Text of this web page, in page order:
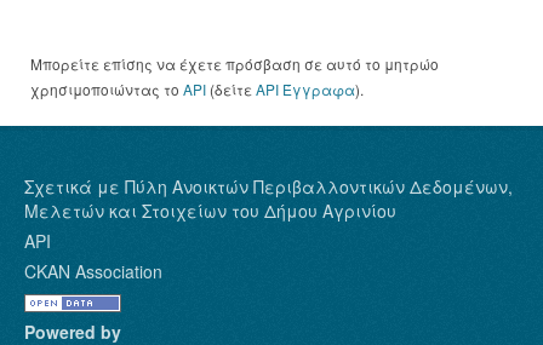
Μπορείτε επίσης να έχετε πρόσβαση σε αυτό το μητρώο
χρησιμοποιώντας το API (δείτε API Έγγραφα).
Σχετικά με Πύλη Ανοικτών Περιβαλλοντικών Δεδομένων,
Μελετών και Στοιχείων του Δήμου Αγρινίου
API
CKAN Association
Powered by